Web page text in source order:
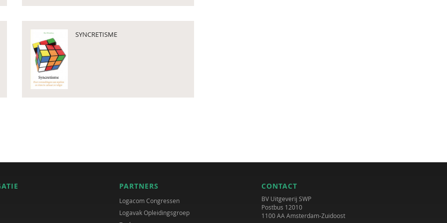
SYNCRETISME
PARTNERS
Logacom Congressen
Logavak Opleidingsgroep
CONTACT
BV Uitgeverij SWP
Postbus 12010
1100 AA Amsterdam-Zuidoost